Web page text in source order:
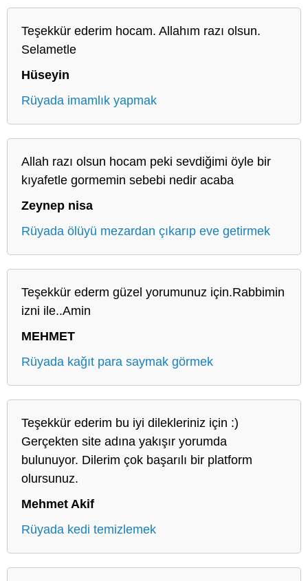
Teşekkür ederim hocam. Allahım razı olsun.
Selametle
Hüseyin
Rüyada imamlık yapmak
Allah razı olsun hocam peki sevdiğimi öyle bir
kıyafetle gormemin sebebi nedir acaba
Zeynep nisa
Rüyada ölüyü mezardan çıkarıp eve getirmek
Teşekkür ederm güzel yorumunuz için.Rabbimin
izni ile..Amin
MEHMET
Rüyada kağıt para saymak görmek
Teşekkür ederim bu iyi dilekleriniz için :)
Gerçekten site adına yakışır yorumda
bulunuyor. Dilerim çok başarılı bir platform
olursunuz.
Mehmet Akif
Rüyada kedi temizlemek